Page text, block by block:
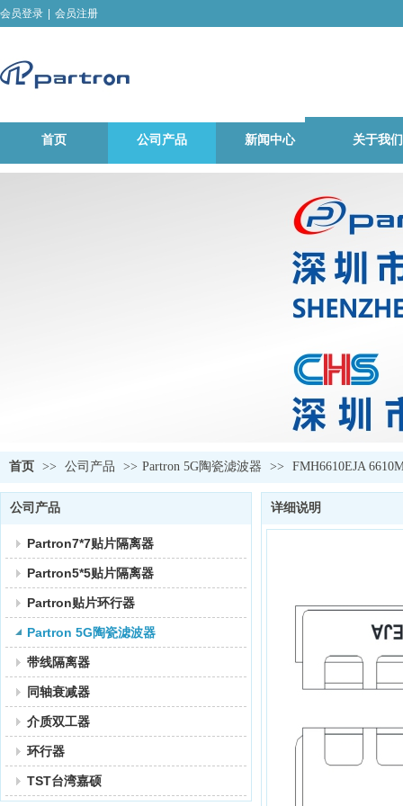
会员登录 会员注册
首页 公司产品 新闻中心 关于我们
首页 >> 公司产品 >> Partron 5G陶瓷滤波器 >> FMH6610EJA
公司产品
Partron7*7贴片隔离器
Partron5*5贴片隔离器
Partron贴片环行器
Partron 5G陶瓷滤波器
带线隔离器
同轴衰减器
介质双工器
环行器
TST台湾嘉硕
详细说明